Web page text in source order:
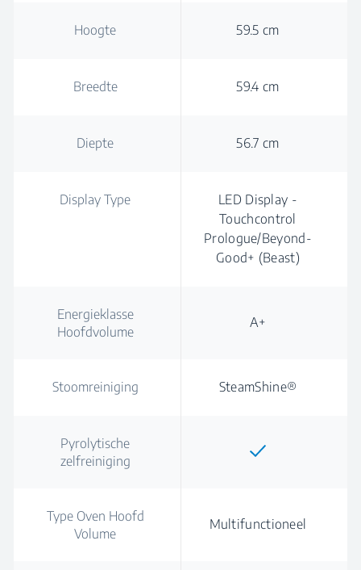
Hoogte 59.5 cm
Breedte 59.4 cm
Diepte 56.7 cm
Display Type
LED Display -
Touchcontrol
Prologue/Beyond-
Good+ (Beast)
Energieklasse
Hoofdvolume
A+
Stoomreiniging SteamShine®
Pyrolytische
zelfreiniging
Type Oven Hoofd
Volume
Multifunctioneel